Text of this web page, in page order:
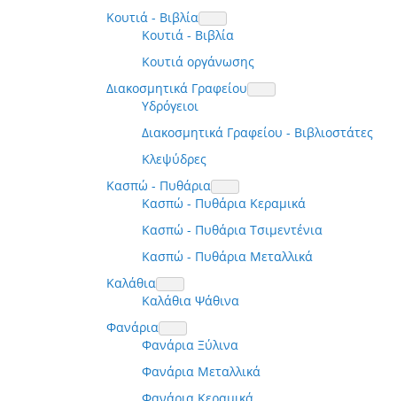
Κουτιά - Βιβλία
Κουτιά - Βιβλία
Κουτιά οργάνωσης
Διακοσμητικά Γραφείου
Υδρόγειοι
Διακοσμητικά Γραφείου - Βιβλιοστάτες
Κλεψύδρες
Κασπώ - Πυθάρια
Κασπώ - Πυθάρια Κεραμικά
Κασπώ - Πυθάρια Τσιμεντένια
Κασπώ - Πυθάρια Μεταλλικά
Καλάθια
Καλάθια Ψάθινα
Φανάρια
Φανάρια Ξύλινα
Φανάρια Μεταλλικά